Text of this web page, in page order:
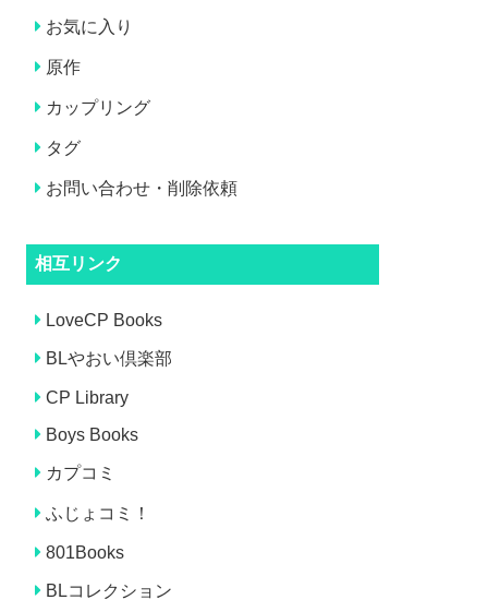
お気に入り
原作
カップリング
タグ
お問い合わせ・削除依頼
相互リンク
LoveCP Books
BLやおい倶楽部
CP Library
Boys Books
カプコミ
ふじょコミ！
801Books
BLコレクション